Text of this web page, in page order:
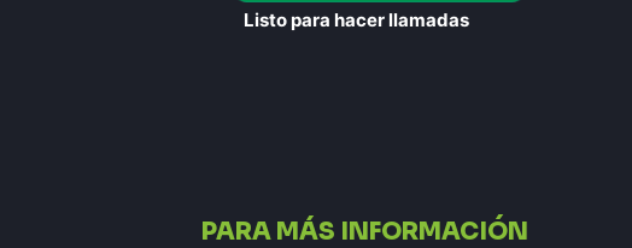
Listo para hacer llamadas
PARA MÁS INFORMACIÓN